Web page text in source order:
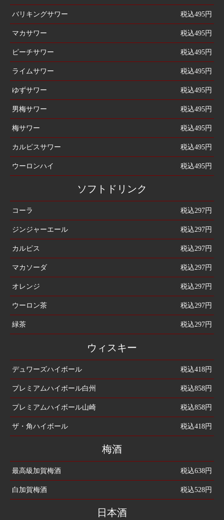
バリキングサワー 税込495円
マカサワー 税込495円
ピーチサワー 税込495円
ライムサワー 税込495円
ゆずサワー 税込495円
男梅サワー 税込495円
梅サワー 税込495円
カルピスサワー 税込495円
ウーロンハイ 税込495円
ソフトドリンク
コーラ 税込297円
ジンジャーエール 税込297円
カルピス 税込297円
マカソーダ 税込297円
オレンジ 税込297円
ウーロン茶 税込297円
緑茶 税込297円
ウィスキー
デュワーズハイボール 税込418円
プレミアムハイボール白州 税込858円
プレミアムハイボール山崎 税込858円
ザ・角ハイボール 税込418円
梅酒
最高級加賀梅酒 税込638円
白加賀梅酒 税込528円
日本酒